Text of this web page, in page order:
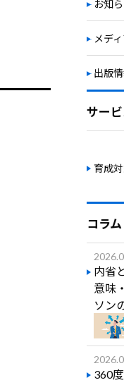
お知
メデ
出版
サー
育成
コラム
内省
意味
ソン
360